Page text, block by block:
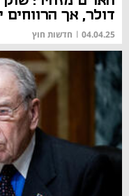
דולר, אך הרווחים
04.04.25
| חדשות חוץ